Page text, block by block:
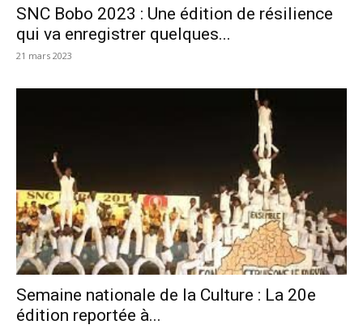
SNC Bobo 2023 : Une édition de résilience
qui va enregistrer quelques...
21 mars 2023
Semaine nationale de la Culture : La 20e
édition reportée à...